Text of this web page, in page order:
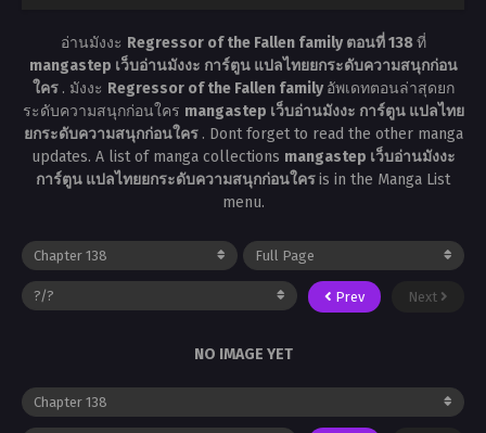
อ่านมังงะ Regressor of the Fallen family ตอนที่ 138ที่
mangastep เว็บอ่านมังงะ การ์ตูน แปลไทยยกระดับความสนุกก่อน
ใคร . มังงะ Regressor of the Fallen familyอัพเดทตอนล่าสุดยก
ระดับความสนุกก่อนใคร mangastep เว็บอ่านมังงะ การ์ตูน แปลไทย
ยกระดับความสนุกก่อนใคร . Dont forget to read the other manga
updates. A list of manga collections mangastep เว็บอ่านมังงะ
การ์ตูน แปลไทยยกระดับความสนุกก่อนใครis in the Manga List
menu.
Prev Next
NO IMAGE YET